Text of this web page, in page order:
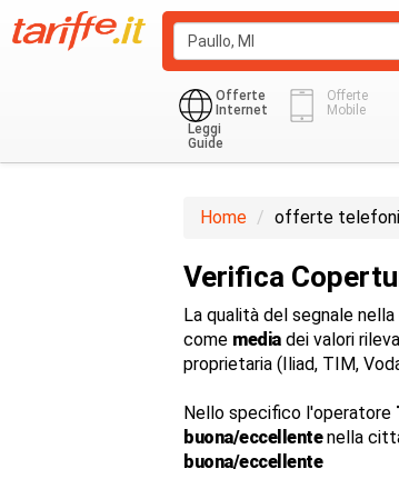
Offerte
Internet
Offerte
Mobile
Leggi
Guide
Home offerte
Verifica
La qualità del segnale
come mediadei valori
proprietaria (Iliad, TIM,
Nello specifico l'operatore
buona/eccellentenella
buona/eccellente